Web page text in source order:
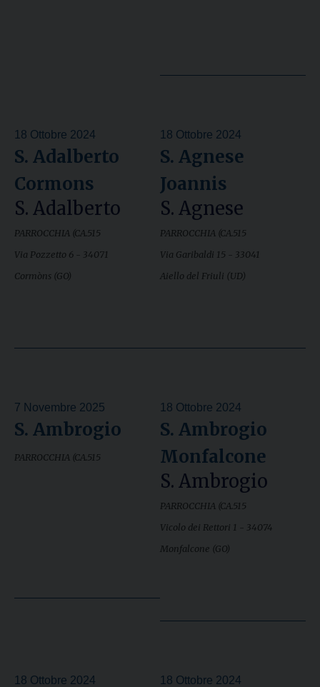
18 Ottobre 2024
S. Adalberto
Cormons
S. Adalberto
PARROCCHIA (CA.515
Via Pozzetto 6 - 34071
Cormòns (GO)
18 Ottobre 2024
S. Agnese
Joannis
S. Agnese
PARROCCHIA (CA.515
Via Garibaldi 15 - 33041
Aiello del Friuli (UD)
7 Novembre 2025
S. Ambrogio
PARROCCHIA (CA.515
18 Ottobre 2024
S. Ambrogio
Monfalcone
S. Ambrogio
PARROCCHIA (CA.515
Vicolo dei Rettori 1 - 34074
Monfalcone (GO)
18 Ottobre 2024 18 Ottobre 2024